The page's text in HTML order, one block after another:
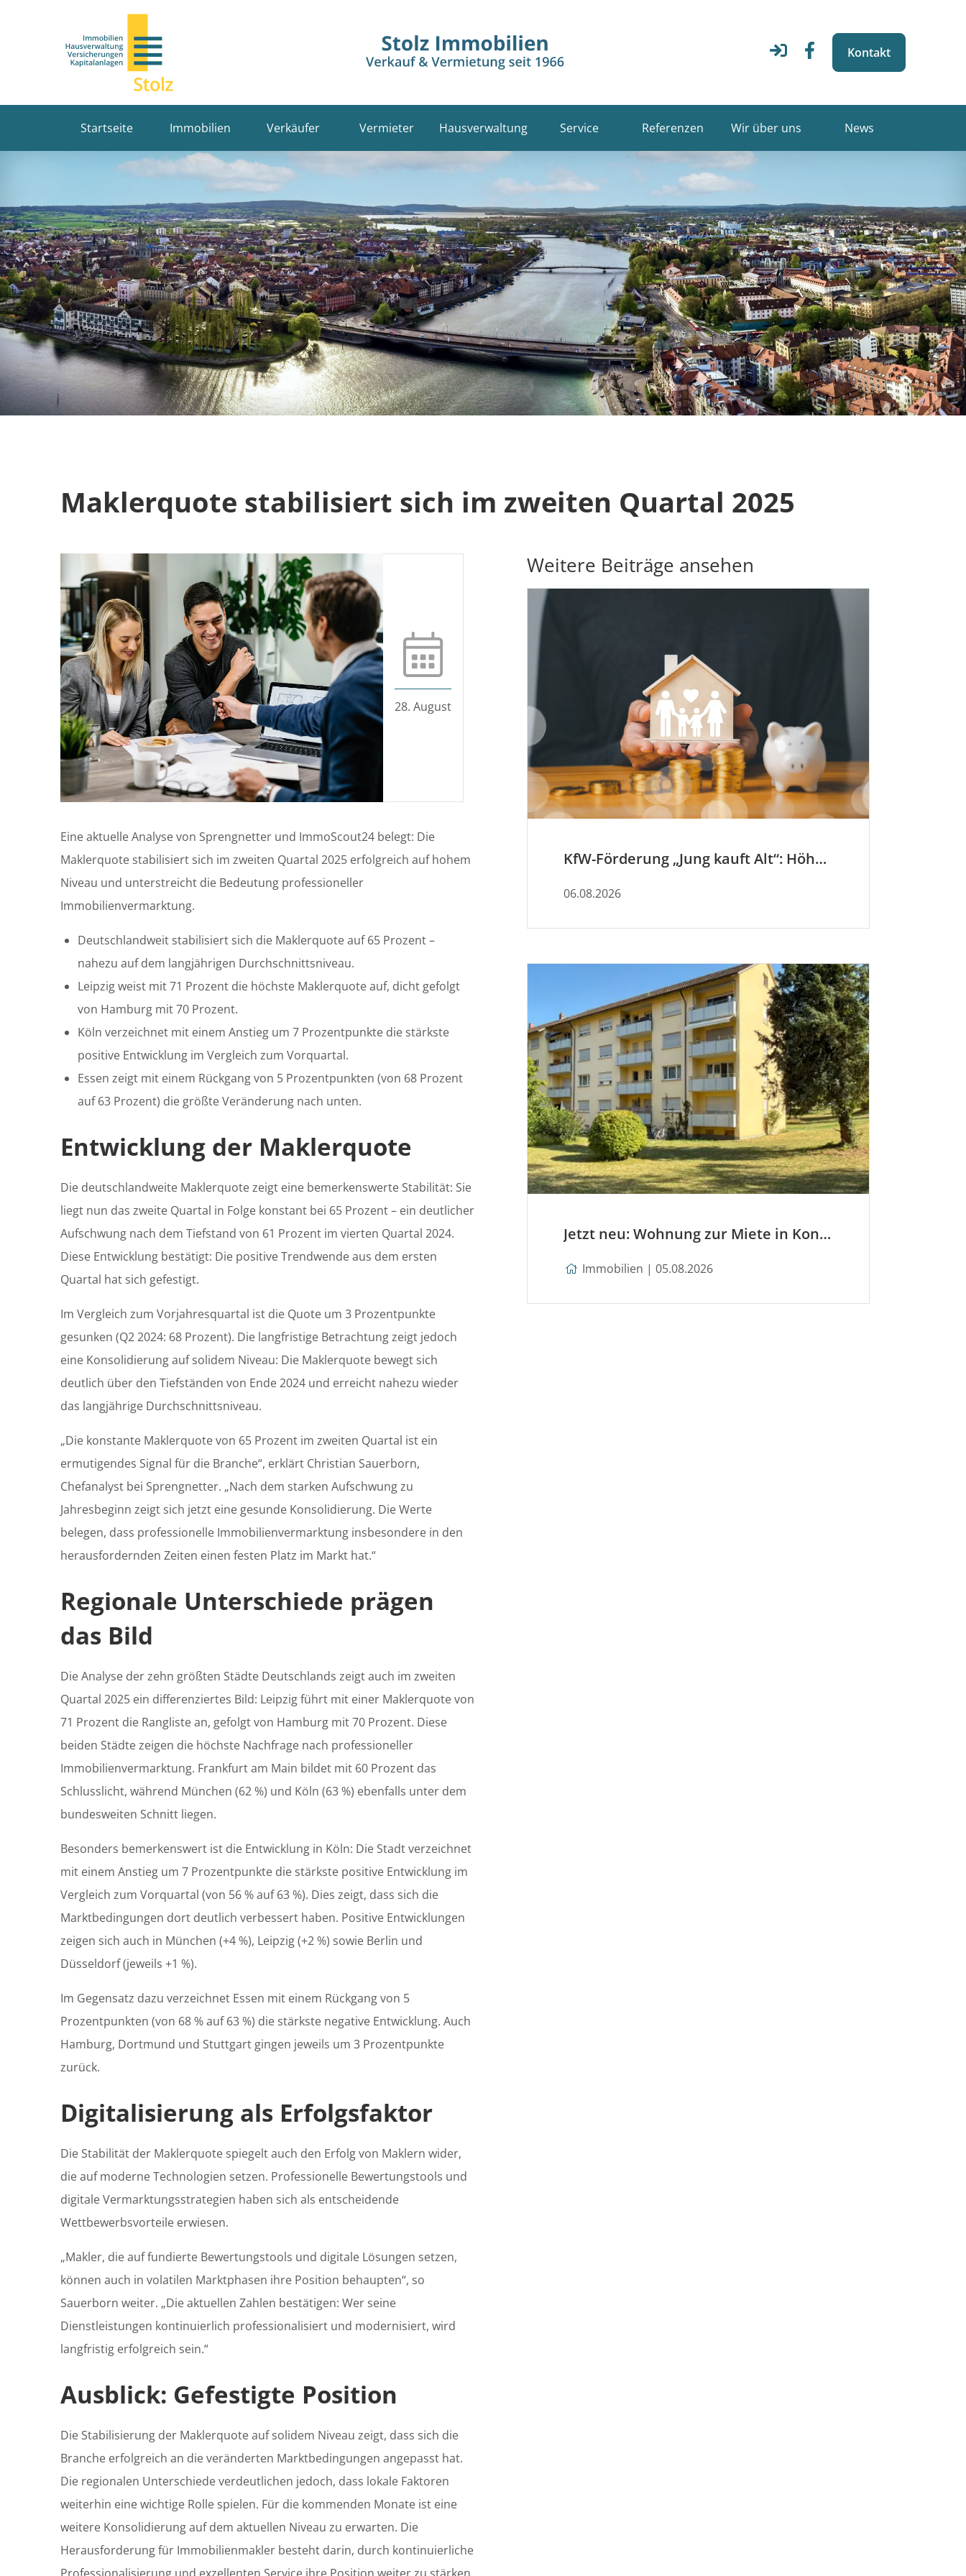
Kontakt
Startseite Immobilien Verkäufer Vermieter Hausverwaltung Service Referenzen Wir über uns News
Maklerquote stabilisiert sich im zweiten Quartal 2025
28. August
Eine aktuelle Analyse von Sprengnetter und ImmoScout24 belegt: Die
Maklerquote stabilisiert sich im zweiten Quartal 2025 erfolgreich auf hohem
Niveau und unterstreicht die Bedeutung professioneller
Immobilienvermarktung.
Deutschlandweit stabilisiert sich die Maklerquote auf 65 Prozent –
nahezu auf dem langjährigen Durchschnittsniveau.
Leipzig weist mit 71 Prozent die höchste Maklerquote auf, dicht gefolgt
von Hamburg mit 70 Prozent.
Köln verzeichnet mit einem Anstieg um 7 Prozentpunkte die stärkste
positive Entwicklung im Vergleich zum Vorquartal.
Essen zeigt mit einem Rückgang von 5 Prozentpunkten (von 68 Prozent
auf 63 Prozent) die größte Veränderung nach unten.
Entwicklung der Maklerquote
Die deutschlandweite Maklerquote zeigt eine bemerkenswerte Stabilität: Sie
liegt nun das zweite Quartal in Folge konstant bei 65 Prozent – ein deutlicher
Aufschwung nach dem Tiefstand von 61 Prozent im vierten Quartal 2024.
Diese Entwicklung bestätigt: Die positive Trendwende aus dem ersten
Quartal hat sich gefestigt.
Im Vergleich zum Vorjahresquartal ist die Quote um 3 Prozentpunkte
gesunken (Q2 2024: 68 Prozent). Die langfristige Betrachtung zeigt jedoch
eine Konsolidierung auf solidem Niveau: Die Maklerquote bewegt sich
deutlich über den Tiefständen von Ende 2024 und erreicht nahezu wieder
das langjährige Durchschnittsniveau.
„Die konstante Maklerquote von 65 Prozent im zweiten Quartal ist ein
ermutigendes Signal für die Branche“, erklärt Christian Sauerborn,
Chefanalyst bei Sprengnetter. „Nach dem starken Aufschwung zu
Jahresbeginn zeigt sich jetzt eine gesunde Konsolidierung. Die Werte
belegen, dass professionelle Immobilienvermarktung insbesondere in den
herausfordernden Zeiten einen festen Platz im Markt hat.“
Regionale Unterschiede prägen
das Bild
Die Analyse der zehn größten Städte Deutschlands zeigt auch im zweiten
Quartal 2025 ein differenziertes Bild: Leipzig führt mit einer Maklerquote von
71 Prozent die Rangliste an, gefolgt von Hamburg mit 70 Prozent. Diese
beiden Städte zeigen die höchste Nachfrage nach professioneller
Immobilienvermarktung. Frankfurt am Main bildet mit 60 Prozent das
Schlusslicht, während München (62 %) und Köln (63 %) ebenfalls unter dem
bundesweiten Schnitt liegen.
Besonders bemerkenswert ist die Entwicklung in Köln: Die Stadt verzeichnet
mit einem Anstieg um 7 Prozentpunkte die stärkste positive Entwicklung im
Vergleich zum Vorquartal (von 56 % auf 63 %). Dies zeigt, dass sich die
Marktbedingungen dort deutlich verbessert haben. Positive Entwicklungen
zeigen sich auch in München (+4 %), Leipzig (+2 %) sowie Berlin und
Düsseldorf (jeweils +1 %).
Im Gegensatz dazu verzeichnet Essen mit einem Rückgang von 5
Prozentpunkten (von 68 % auf 63 %) die stärkste negative Entwicklung. Auch
Hamburg, Dortmund und Stuttgart gingen jeweils um 3 Prozentpunkte
zurück.
Digitalisierung als Erfolgsfaktor
Die Stabilität der Maklerquote spiegelt auch den Erfolg von Maklern wider,
die auf moderne Technologien setzen. Professionelle Bewertungstools und
digitale Vermarktungsstrategien haben sich als entscheidende
Wettbewerbsvorteile erwiesen.
„Makler, die auf fundierte Bewertungstools und digitale Lösungen setzen,
können auch in volatilen Marktphasen ihre Position behaupten“, so
Sauerborn weiter. „Die aktuellen Zahlen bestätigen: Wer seine
Dienstleistungen kontinuierlich professionalisiert und modernisiert, wird
langfristig erfolgreich sein.“
Ausblick: Gefestigte Position
Die Stabilisierung der Maklerquote auf solidem Niveau zeigt, dass sich die
Branche erfolgreich an die veränderten Marktbedingungen angepasst hat.
Die regionalen Unterschiede verdeutlichen jedoch, dass lokale Faktoren
weiterhin eine wichtige Rolle spielen. Für die kommenden Monate ist eine
weitere Konsolidierung auf dem aktuellen Niveau zu erwarten. Die
Herausforderung für Immobilienmakler besteht darin, durch kontinuierliche
Weitere Beiträge ansehen
KfW-Förderung „Jung kauft Alt“: Höhere Kredite ab August 2026
06.08.2026
Jetzt neu: Wohnung zur Miete in Konstanz
Immobilien | 05.08.2026